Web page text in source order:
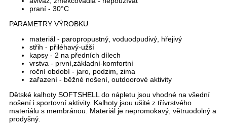
praní - 30°C
PARAMETRY VÝROBKU
materiál - paropropustný, voduodpudivý, hřejivý
střih - přiléhavý-užší
kapsy - 2 na předních dílech
vrstva - první,základní-komfortní
roční období - jaro, podzim, zima
zařazení - běžné nošení, outdoorové aktivity
Dětské kalhoty SOFTSHELL do nápletu jsou vhodné na všední
nošení i sportovní aktivity. Kalhoty jsou ušité z třívrstvého
materiálu s membránou. Materiál je nepromokavý, větruodolný a
prodyšný.